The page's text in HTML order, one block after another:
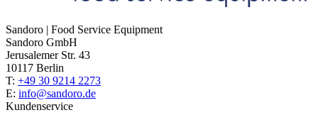
Sandoro | Food Service Equipment
Sandoro GmbH
Jerusalemer Str. 43
10117 Berlin
T: +49 30 9214 2273
E: info@sandoro.de
Kundenservice